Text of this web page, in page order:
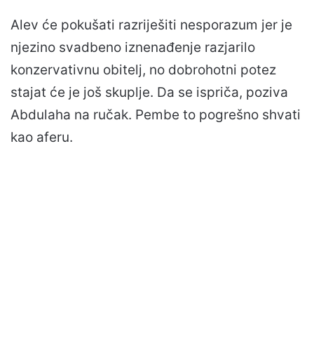
Alev će pokušati razriješiti nesporazum jer je
njezino svadbeno iznenađenje razjarilo
konzervativnu obitelj, no dobrohotni potez
stajat će je još skuplje. Da se ispriča, poziva
Abdulaha na ručak. Pembe to pogrešno shvati
kao aferu.